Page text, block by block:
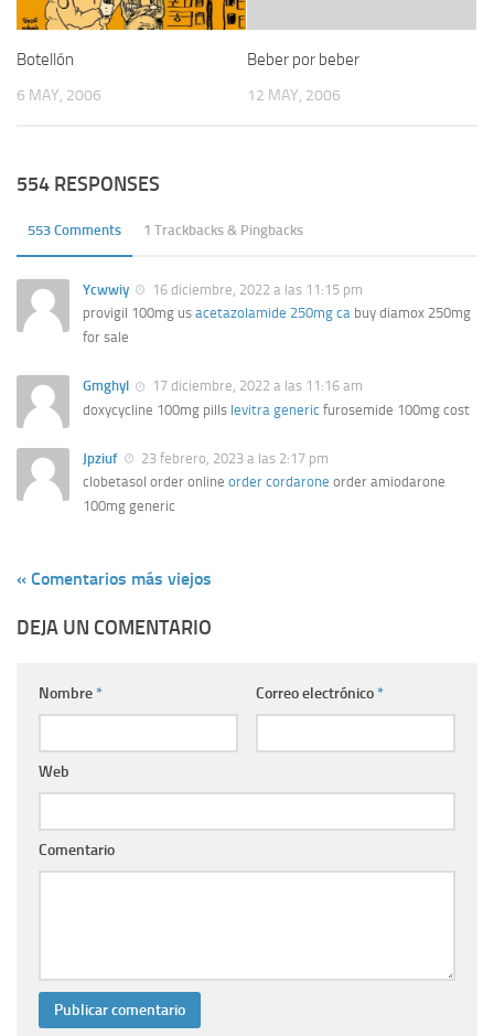
Botellón
6 MAY, 2006
Beber por beber
12 MAY, 2006
554 RESPONSES
553 Comments 1 Trackbacks & Pingbacks
Ycwwiy
16 diciembre, 2022 a las 11:15 pm
provigil 100mg us acetazolamide 250mg ca buy diamox 250mg
for sale
Gmghyl
17 diciembre, 2022 a las 11:16 am
doxycycline 100mg pills levitra generic furosemide 100mg cost
Jpziuf
23 febrero, 2023 a las 2:17 pm
clobetasol order online order cordarone order amiodarone
100mg generic
« Comentarios más viejos
DEJA UN COMENTARIO
Nombre* Correo electrónico*
Web
Comentario